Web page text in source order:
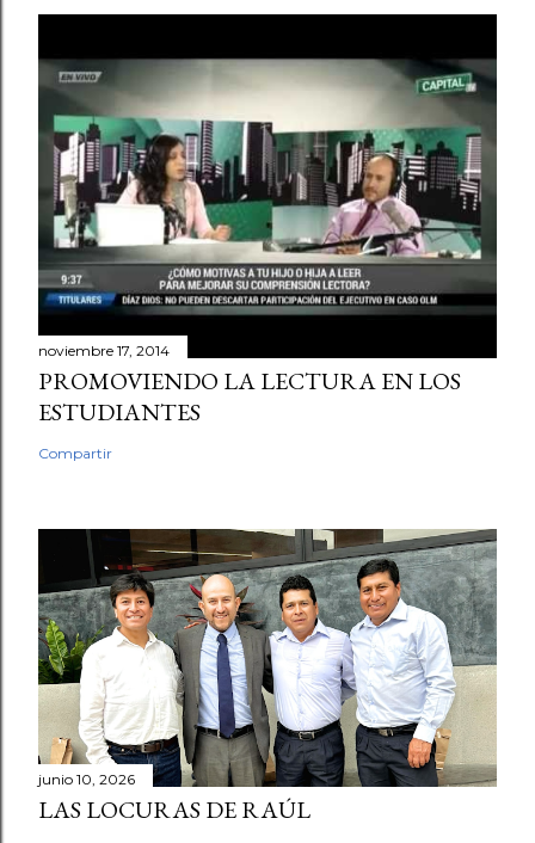
noviembre 17, 2014
PROMOVIENDO LA LECTURA EN LOS
ESTUDIANTES
Compartir
junio 10, 2026
LAS LOCURAS DE RAÚL